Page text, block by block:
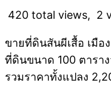
420 total views, 2
ขายที่ดินสันผีเสื้อ เมือ
ที่ดินขนาด 100 ตารา
รวมราคาทั้งแปลง